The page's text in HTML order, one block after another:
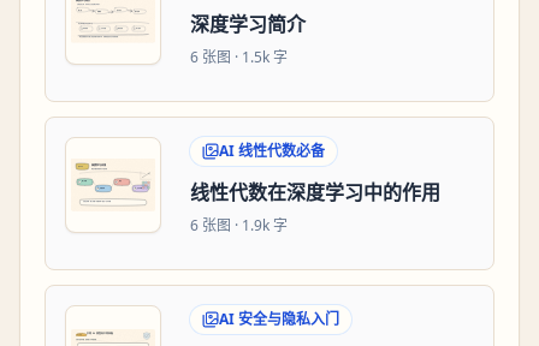
深度学习简介
6 张图 · 1.5k 字
AI 线性代数必备
线性代数在深度学习中的作用
6 张图 · 1.9k 字
AI 安全与隐私入门